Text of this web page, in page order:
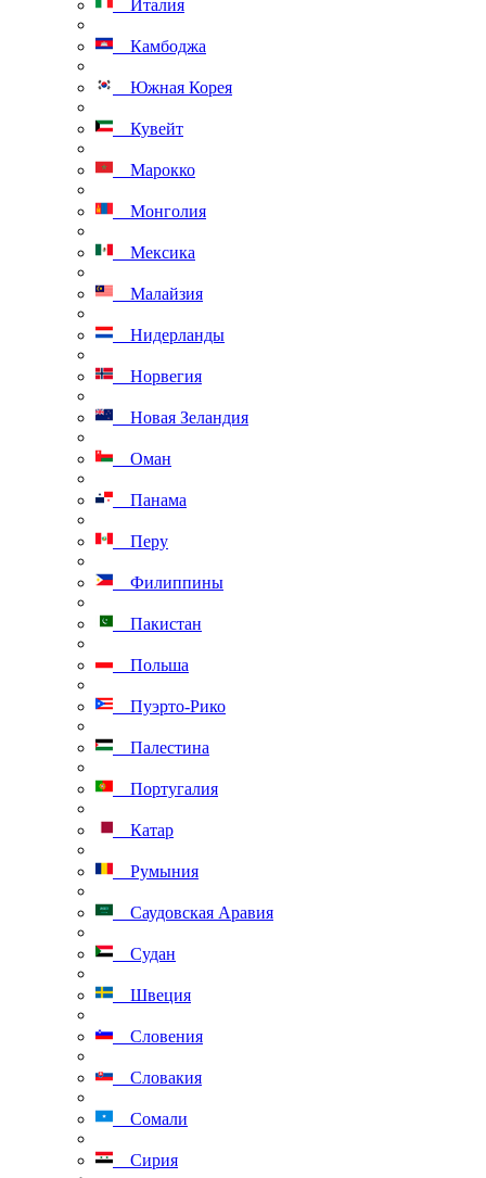
Италия
Камбоджа
Южная Корея
Кувейт
Марокко
Монголия
Мексика
Малайзия
Нидерланды
Норвегия
Новая Зеландия
Оман
Панама
Перу
Филиппины
Пакистан
Польша
Пуэрто-Рико
Палестина
Португалия
Катар
Румыния
Саудовская Аравия
Судан
Швеция
Словения
Словакия
Сомали
Сирия